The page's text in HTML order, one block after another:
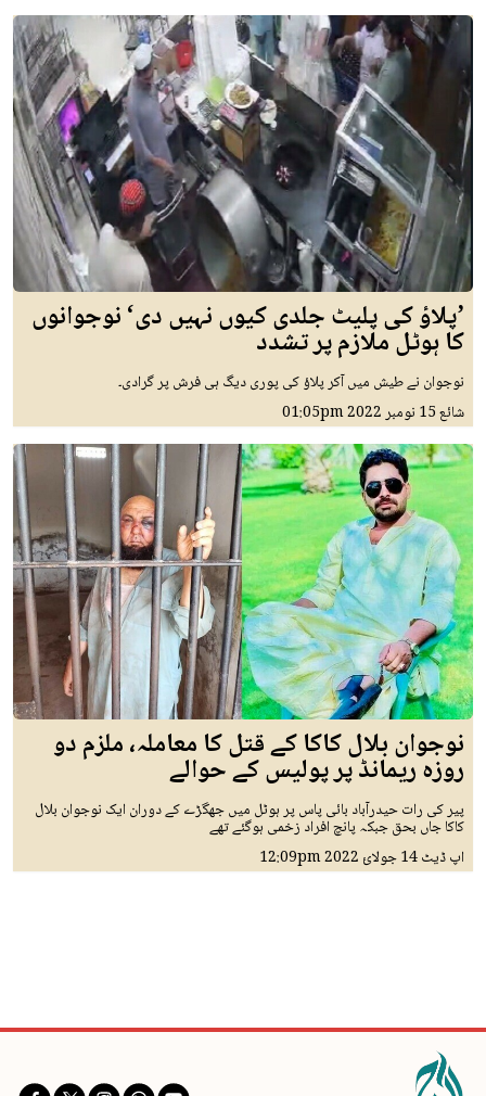
’پلاؤ کی پلیٹ جلدی کیوں نہیں دی‘ نوجوانوں
کا ہوٹل ملازم پر تشدد
نوجوان نے طیش میں آکر پلاؤ کی پوری دیگ ہی فرش پر گرادی۔
شائع15 نومبر 2022 01:05pm
نوجوان بلال کاکا کے قتل کا معاملہ، ملزم دو
روزہ ریمانڈ پر پولیس کے حوالے
پیر کی رات حیدرآباد بائی پاس پر ہوٹل میں جھگڑے کے دوران ایک نوجوان بلال
کاکا جاں بحق جبکہ پانچ افراد زخمی ہوگئے تھے
اپ ڈیٹ14 جولائ 2022 12:09pm